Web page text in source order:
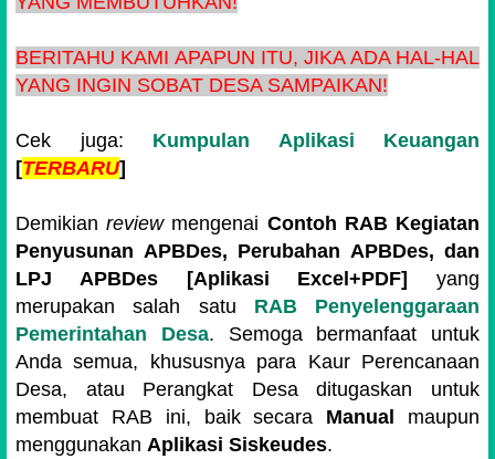
BERITAHU KAMI APAPUN ITU, JIKA ADA HAL-HAL
YANG INGIN SOBAT DESA SAMPAIKAN!
Cek juga: Kumpulan Aplikasi Keuangan
[TERBARU]
Demikianreviewmengenai Contoh RAB Kegiatan
Penyusunan APBDes, Perubahan APBDes, dan
LPJ APBDes [Aplikasi Excel+PDF]
yang
merupakan salah satu RAB Penyelenggaraan
Pemerintahan Desa. Semoga bermanfaat untuk
Anda semua, khususnya para Kaur Perencanaan
Desa, atau Perangkat Desa ditugaskan untuk
membuat RAB ini, baik secara Manual
maupun
menggunakan Aplikasi Siskeudes.